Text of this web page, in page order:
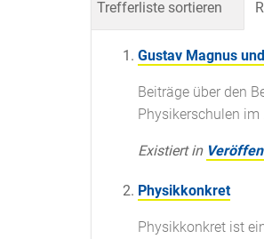
Trefferliste sortieren
Gustav Magnus
Beiträge über den
Physikerschulen im
Existiert in
Physikkonkret
Physikkonkret ist